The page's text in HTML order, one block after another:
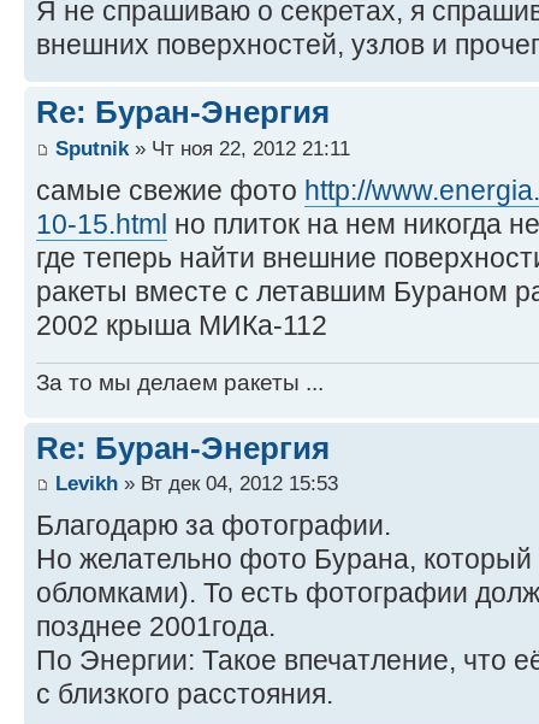
Я не спрашиваю о секретах, я
внешних поверхностей, узлов и
Re: Буран-Энергия
Sputnik » Чт ноя 22, 2012 21:11
самые свежие фото http://
10-15.html но плиток на нем никогда
где теперь найти внешние
ракеты вместе с летавшим Бураном
2002 крыша МИКа-112
За то мы делаем ракеты ...
Re: Буран-Энергия
Levikh » Вт дек 04, 2012 15:53
Благодарю за фотографии.
Но желательно фото Бурана, который
обломками). То есть фотографии
позднее 2001года.
По Энергии: Такое впечатление, что
с близкого расстояния.